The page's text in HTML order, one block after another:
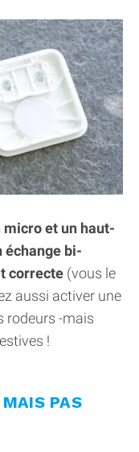
et un haut-
échange bi-
correcte (vous le
aussi activer une
rodeurs -mais
!
PAS